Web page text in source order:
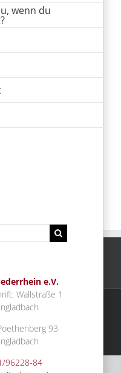
wenn du
e.V.
Wallstraße 1
93
96228-84